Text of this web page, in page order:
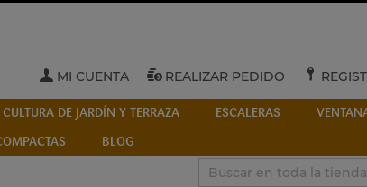
MI CUENTA REALIZAR PEDIDO
CULTURA DE JARDÍN Y TERRAZA ESCALERAS
BLOG